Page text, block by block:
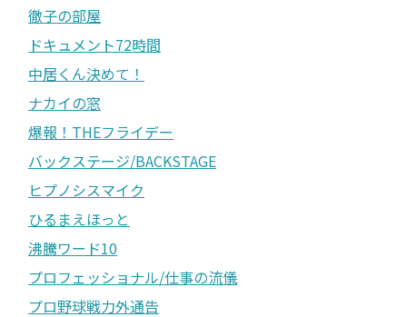
徹子の部屋
ドキュメント72時間
中居くん決めて！
ナカイの窓
爆報！THEフライデー
バックステージ/BACKSTAGE
ヒプノシスマイク
ひるまえほっと
沸騰ワード10
プロフェッショナル/仕事の流儀
プロ野球戦力外通告